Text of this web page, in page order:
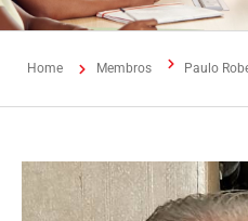
Home Membros Paulo